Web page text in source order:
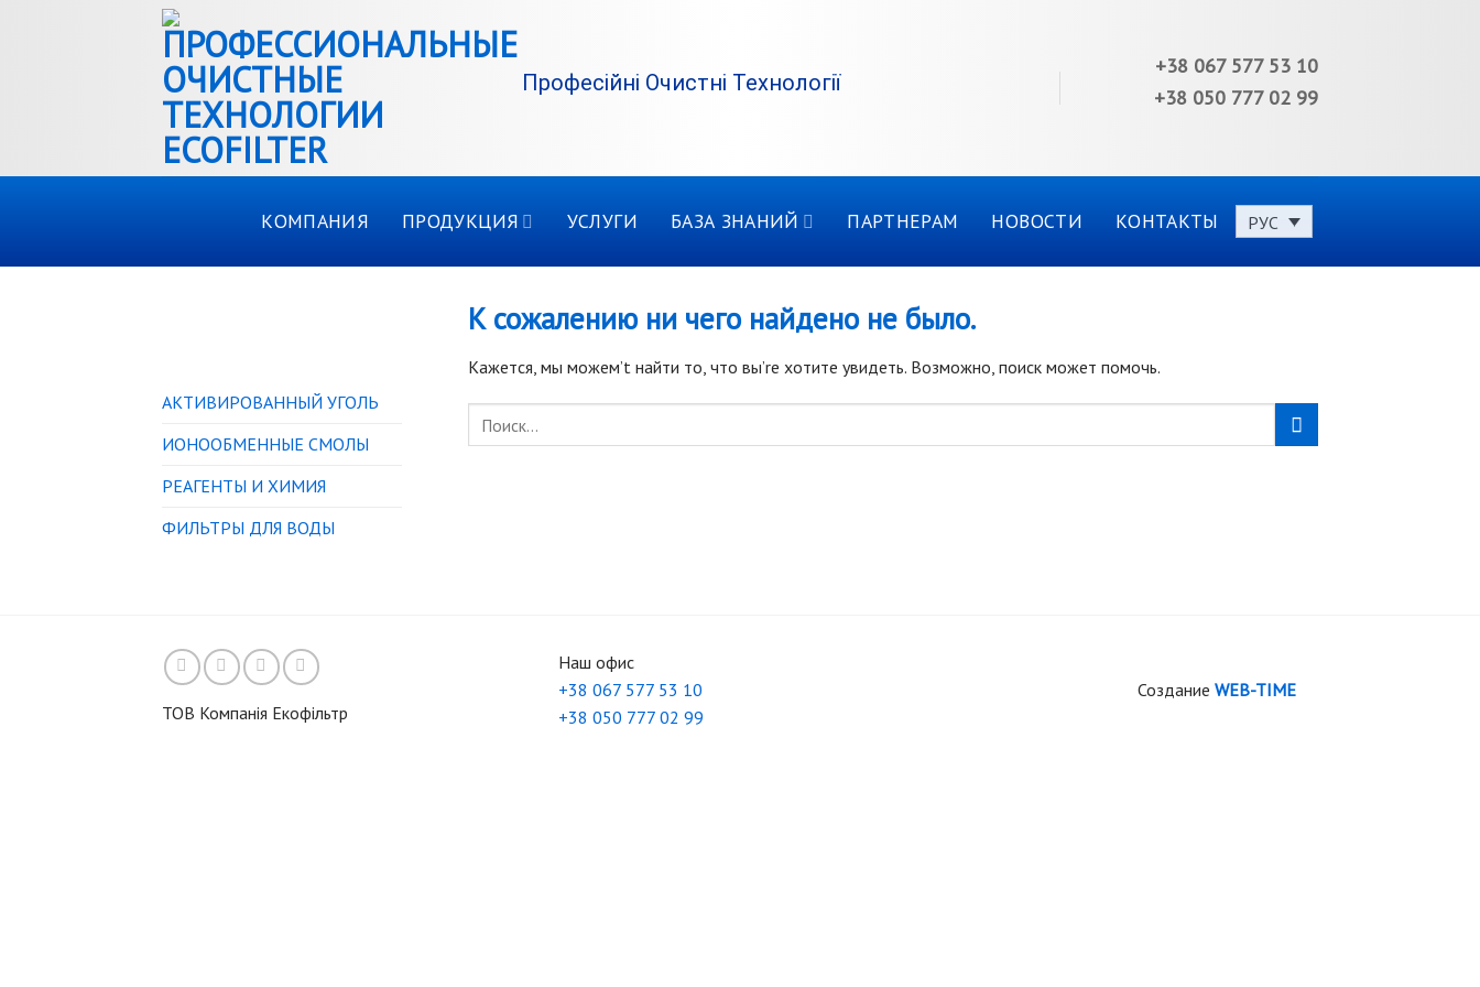
Професійні Очистні Технології
+38 067 577 53 10
+38 050 777 02 99
КОМПАНИЯ ПРОДУКЦИЯ УСЛУГИ БАЗА ЗНАНИЙ ПАРТНЕРАМ НОВОСТИ КОНТАКТЫ РУС
АКТИВИРОВАННЫЙ УГОЛЬ
ИОНООБМЕННЫЕ СМОЛЫ
РЕАГЕНТЫ И ХИМИЯ
ФИЛЬТРЫ ДЛЯ ВОДЫ
К сожалению ни чего найдено не было.
Кажется, мы можем’t найти то, что вы’re хотите увидеть. Возможно, поиск может помочь.
ТОВ Компанія Екофільтр
Наш офис
+38 067 577 53 10
+38 050 777 02 99
Создание WEB-TIME